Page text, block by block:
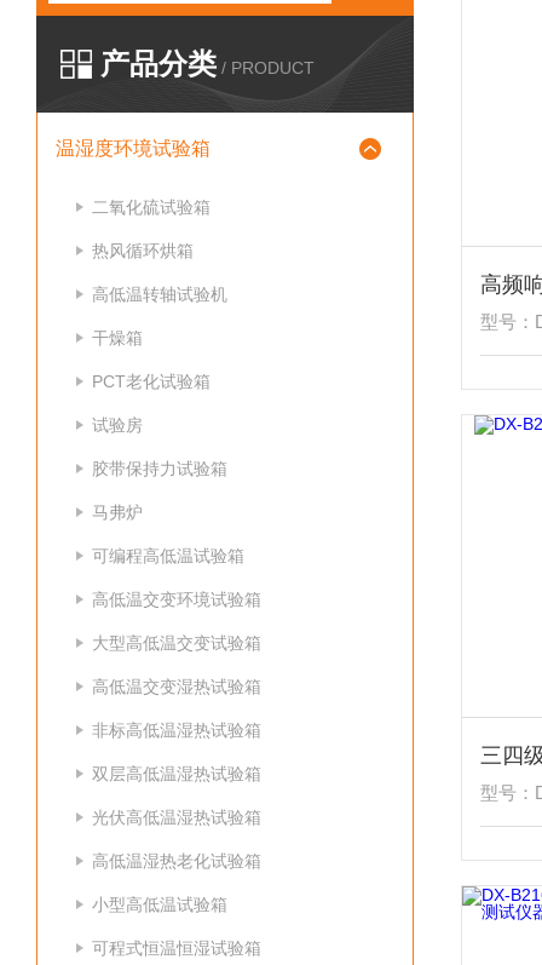
产品分类 / PRODUCT
温湿度环境试验箱
二氧化硫试验箱
热风循环烘箱
高低温转轴试验机
干燥箱
PCT老化试验箱
试验房
胶带保持力试验箱
马弗炉
可编程高低温试验箱
高低温交变环境试验箱
大型高低温交变试验箱
高低温交变湿热试验箱
非标高低温湿热试验箱
双层高低温湿热试验箱
光伏高低温湿热试验箱
高低温湿热老化试验箱
小型高低温试验箱
可程式恒温恒湿试验箱
高频
型号：
三四
型号：